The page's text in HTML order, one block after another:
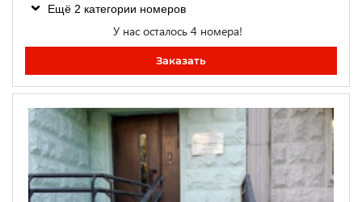
Ещё 2 категории номеров
У нас осталось 4 номера!
Заказать